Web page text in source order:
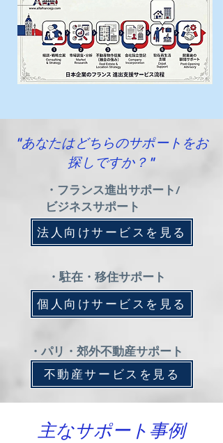
"あなたはどちらのサポートをお
探しですか？"
・フランス進出サポート/
ビジネスサポート
法人向けサービスを見る
・駐在・移住サポート
個人向けサービスを見る
・パリ・郊外不動産サポート
不動産サービスを見る
主なサポート事例